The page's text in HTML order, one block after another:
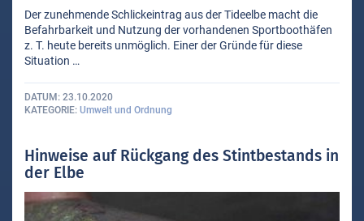
Der zunehmende Schlickeintrag aus der Tideelbe macht die
Befahrbarkeit und Nutzung der vorhandenen Sportboothäfen
z. T. heute bereits unmöglich. Einer der Gründe für diese
Situation …
DATUM 23.10.2020
KATEGORIE Umwelt und Ordnung
Hinweise auf Rückgang des Stintbestands in
der Elbe